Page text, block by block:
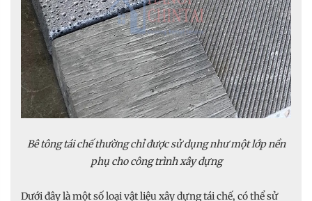
Bê tông tái chế thường chỉ được sử dụng như một lớp nền
phụ cho công trình xây dựng
Dưới đây là một số loại vật liệu xây dựng tái chế, có thể sử